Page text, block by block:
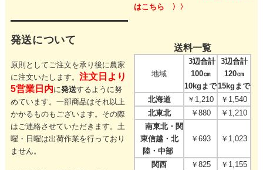
発送について
原則としてご注文を承り後に農家
に注文いたします。 注文日より
5営業日内に発送するように努
めています。一部商品はそれ以上
かかるものもございます。その際
はご連絡させていただきます。 土
曜・日曜は出荷作業を行っており
ません。
はこちら 〉〉
送料一覧
地域
3辺合計
100㎝
10kgまで
3辺合計
120㎝
15kgまで
北海道
￥1,210
￥1,540
北東北
￥880
￥1,210
南東北・関
東信越・北
陸・中部
￥693 ￥1,023
関西 ￥825
￥1,155